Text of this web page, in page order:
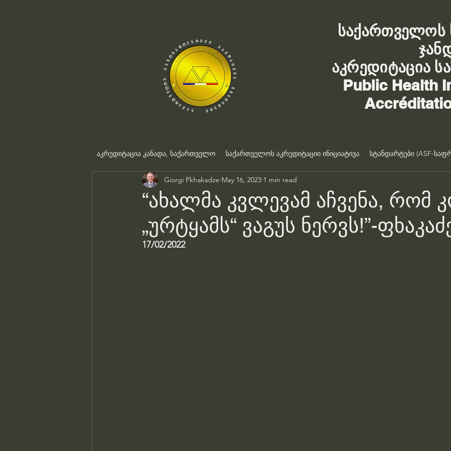
საქართველოს
აკრედიტაცია
Public Health
აკრედიტაცია კანადა, საქართველო საქართველოს აკრედიტაციი ინიციატივა სტანდარტები (ASF-
“ახალმა კვლევამ აჩვენა, რომ
„ურტყამს“ ვაგუს ნერვს!”-
Giorgi Pkhakadze May 16, 2023 1 min read
17/02/2022